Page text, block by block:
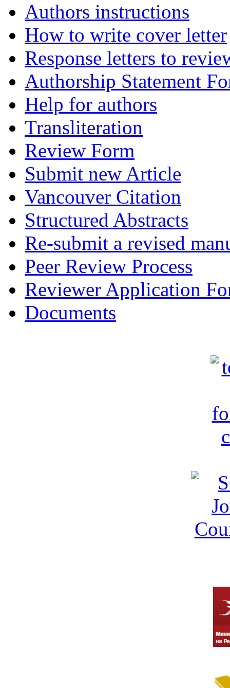
Authors instructions
How to write cover letter
Response letters to
Authorship Statement
Help for authors
Transliteration
Review Form
Submit new Article
Vancouver Citation
Structured Abstracts
Re-submit a revised
Peer Review Process
Reviewer Application
Documents